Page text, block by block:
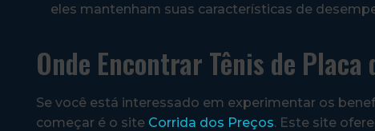
eles mantenham suas características de
Onde Encontrar Tênis de Placa
Se você está interessado em experimentar os
começar é o site Corrida dos Preços. Este site